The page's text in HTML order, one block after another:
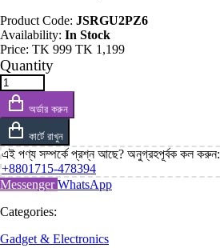
Product Code: JSRGU2PZ6
Availability: In Stock
Price: TK 999 TK 1,199
Quantity
অর্ডার করুন
কার্টে রাখুন
এই পণ্য সম্পর্কে প্রশ্ন আছে? অনুগ্রহপূর্বক কল করুন:
+8801715-478394
MessengerWhatsApp
Categories:
Gadget & Electronics